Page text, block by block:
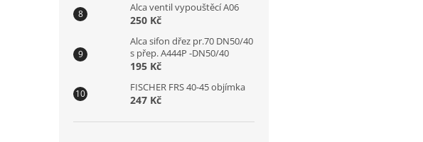
Alca ventil vypouštěcí A06
250 Kč
Alca sifon dřez pr.70 DN50/40
s přep. A444P -DN50/40
195 Kč
FISCHER FRS 40-45 objímka
247 Kč